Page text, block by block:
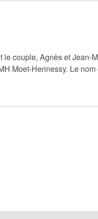
couple, Agnès et Jean-
Moet-Hennessy. Le